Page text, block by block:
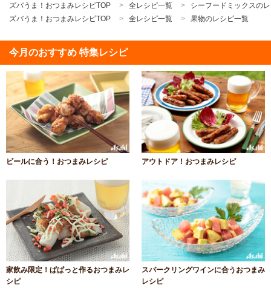
ズバうま！おつまみレシピTOP 全レシピ一覧
シーフードミックスの
ズバうま！おつまみレシピTOP
全レシピ一覧 果物のレシピ一覧
今月のおすすめ 特集レシピ
ビールに合う！おつまみレシピ アウトドア！おつまみレシピ
家飲み限定！ぱぱっと作るおつまみレ
シピ
スパークリングワインに合うおつまみ
レシピ